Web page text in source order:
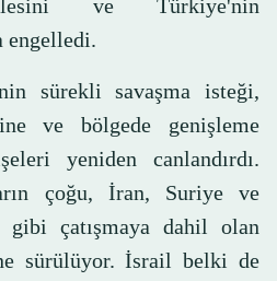
ve Türkiye'nin
engelledi.
sürekli savaşma isteği,
ve bölgede genişleme
yeniden canlandırdı.
çoğu, İran, Suriye ve
gibi çatışmaya dahil olan
sürülüyor. İsrail belki de